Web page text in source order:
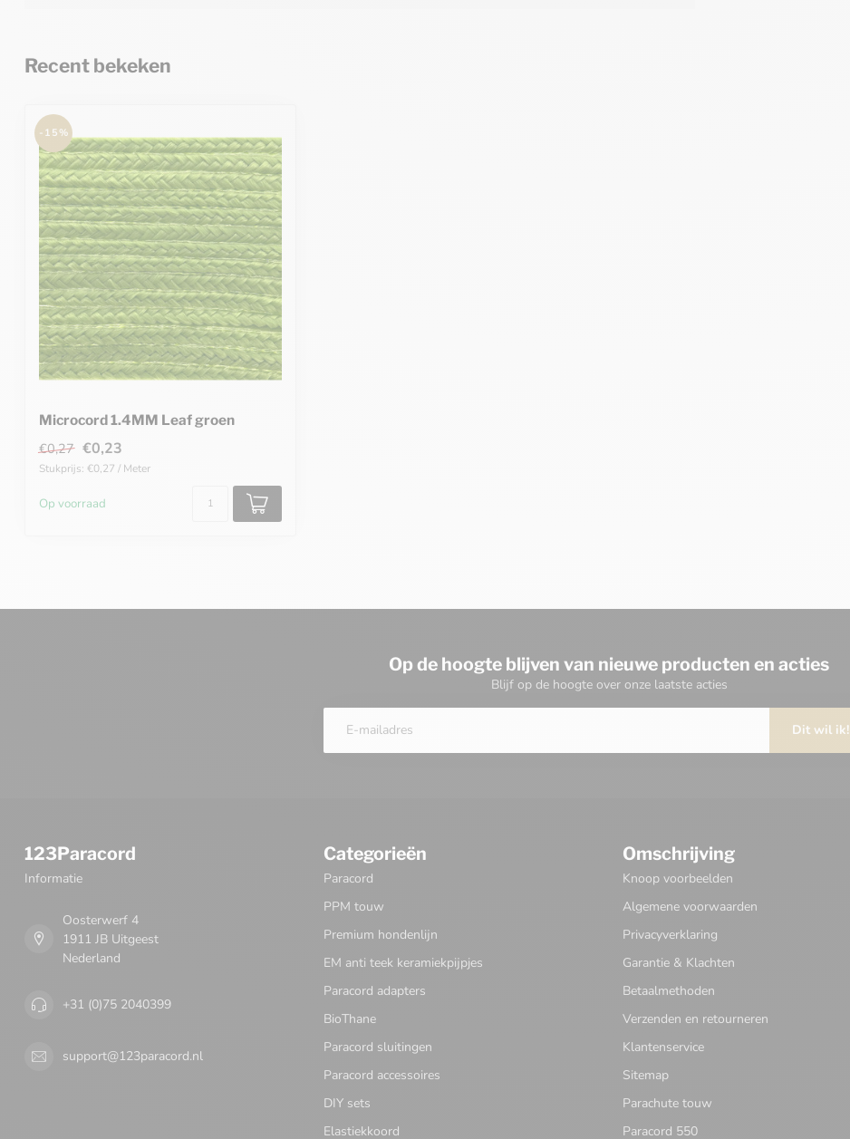
Recent bekeken
-15%
Microcord 1.4MM Leaf groen
€0,27 €0,23
Stukprijs: €0,27 / Meter
Op voorraad
Op de hoogte blijven van nieuwe producten en acties
Blijf op de hoogte over onze laatste acties
Dit wil ik!
123Paracord
Informatie
Oosterwerf 4
1911 JB Uitgeest
Nederland
+31 (0)75 2040399
support@123paracord.nl
Categorieën
Paracord
PPM touw
Premium hondenlijn
EM anti teek keramiekpijpjes
Paracord adapters
BioThane
Paracord sluitingen
Paracord accessoires
DIY sets
Elastiekkoord
Omschrijving
Knoop voorbeelden
Algemene voorwaarden
Privacyverklaring
Garantie & Klachten
Betaalmethoden
Verzenden en retourneren
Klantenservice
Sitemap
Parachute touw
Paracord 550